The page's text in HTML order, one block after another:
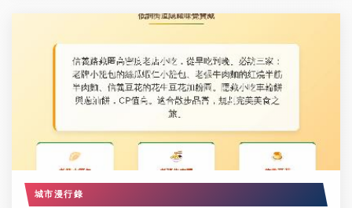
城市漫行錄